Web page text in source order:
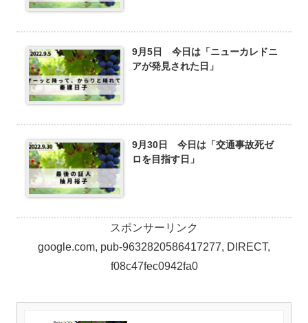
9月5日 今日は「ニューカレドニ
アが発見された日」
9月30日 今日は「交通事故死ゼ
ロを目指す日」
スポンサーリンク
google.com, pub-9632820586417277, DIRECT,
f08c47fec0942fa0